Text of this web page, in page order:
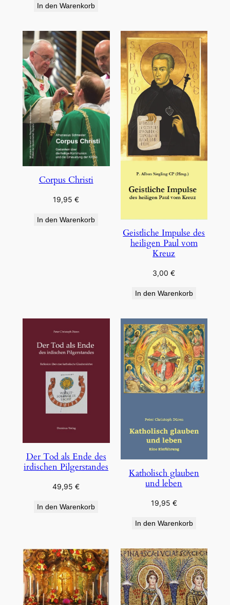
In den Warenkorb
Corpus Christi
19,95€
In den Warenkorb
Geistliche Impulse des
heiligen Paul vom
Kreuz
3,00€
In den Warenkorb
Der Tod als Ende des
irdischen Pilgerstandes
49,95€
In den Warenkorb
Katholisch glauben
und leben
19,95 €
In den Warenkorb